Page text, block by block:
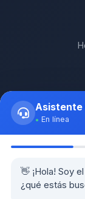
Asistente
En línea
👋 ¡Hola! Soy
¿qué estás